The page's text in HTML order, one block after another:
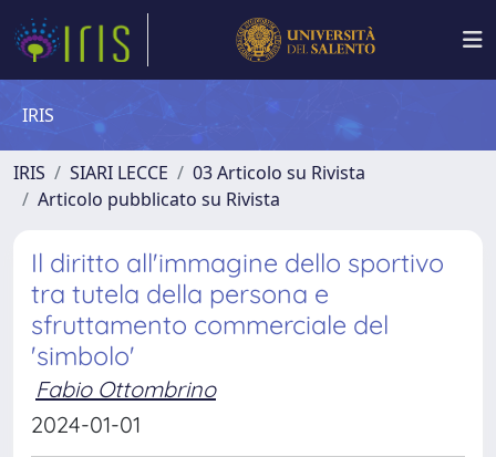
IRIS
IRIS SIARI LECCE
03 Articolo su Rivista
Articolo pubblicato su Rivista
Il diritto all'immagine dello sportivo
tra tutela della persona e
sfruttamento commerciale del
'simbolo'
Fabio Ottombrino
2024-01-01